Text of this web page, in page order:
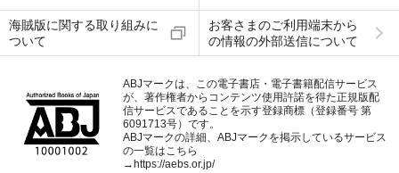
海賊版に関する取り組みに
ついて
お客さまのご利用端末から
の情報の外部送信について
ABJマークは、この電子書店・電子書籍配信サービス
が、著作権者からコンテンツ使用許諾を得た正規版配
信サービスであることを示す登録商標（登録番号 第
6091713号）です。
ABJマークの詳細、ABJマークを掲示しているサービス
の一覧はこちら
→https://aebs.or.jp/